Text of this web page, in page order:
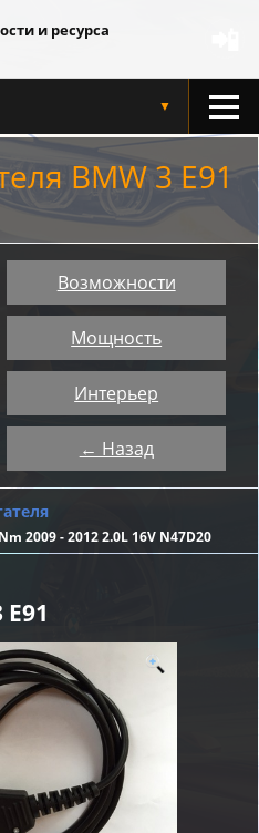
и ресурса
▼
BMW 3 E91
Возможности
Мощность
Интерьер
← Назад
2009 - 2012 2.0L 16V N47D20